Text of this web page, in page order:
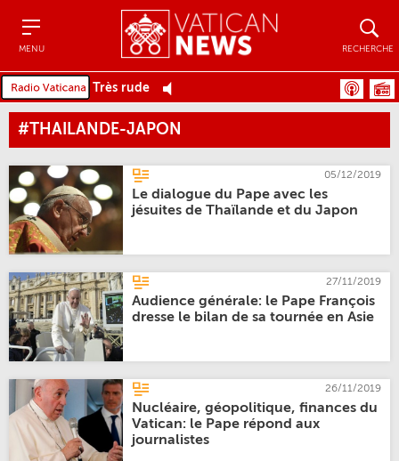
MENU RECHERCHE
Très rude
#THAILANDE-JAPON
05/12/2019
Le dialogue du Pape avec les
jésuites de Thaïlande et du Japon
27/11/2019
Audience générale: le Pape François
dresse le bilan de sa tournée en Asie
26/11/2019
Nucléaire, géopolitique, finances du
Vatican: le Pape répond aux
journalistes